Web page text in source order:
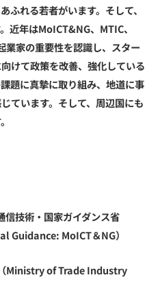
ふれる若者がいます。そして、
近年はMoICT&NG、MTIC、
家の重要性を認識し、スター
けて政策を改善、強化している
題に真摯に取り組み、地道に事
ています。そして、周辺国にも
信技術・国家ガイダンス省
Guidance: MoICT＆NG）
（Ministry of Trade Industry